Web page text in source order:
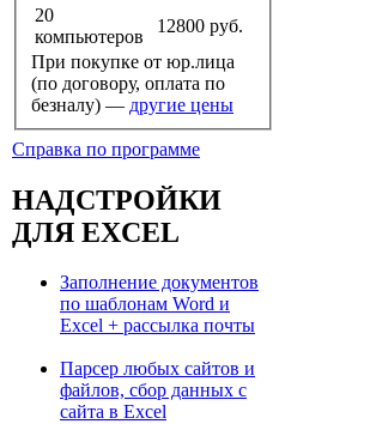
20
компьютеров
12800 руб.
При покупке от юр.лица
(по договору, оплата по
безналу) — другие цены
Справка по программе
НАДСТРОЙКИ
ДЛЯ EXCEL
Заполнение документов
по шаблонам Word и
Excel + рассылка почты
Парсер любых сайтов и
файлов, сбор данных с
сайта в Excel